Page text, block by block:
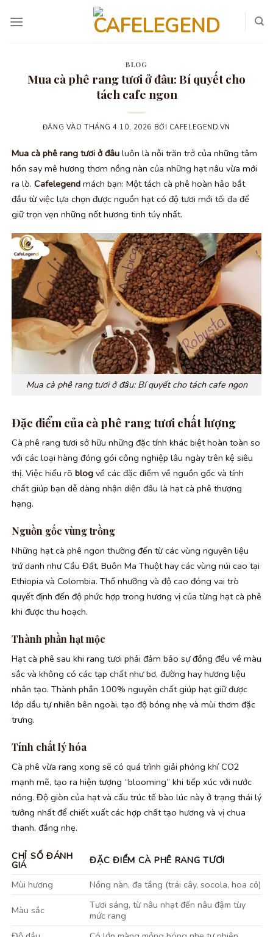
qua
BLOG
Mua cà phê rang tươi ở đâu: Bí quyết cho
tách cafe ngon
ĐĂNG VÀO THÁNG 4 10, 2026 BỞI CAFELEGEND.VN
Mua cà phê rang tươi ở đâu luôn là nỗi trăn trở của những tâm
hồn say mê hương thơm nồng nàn của những hạt nâu vừa mới
ra lò. Cafelegend mách bạn: Một tách cà phê hoàn hảo bắt
đầu từ việc lựa chọn được nguồn hạt có độ tươi mới tối đa để
giữ trọn vẹn những nốt hương tinh túy nhất.
Mua cà phê rang tươi ở đâu: Bí quyết cho tách cafe ngon
Đặc điểm của cà phê rang tươi chất lượng
Cà phê rang tươi sở hữu những đặc tính khác biệt hoàn toàn so
với các loại hàng đóng gói công nghiệp lâu ngày trên kệ siêu
thị. Việc hiểu rõ blog về các đặc điểm về nguồn gốc và tính
chất giúp bạn dễ dàng nhận diện đâu là hạt cà phê thượng
hạng.
Nguồn gốc vùng trồng
Những hạt cà phê ngon thường đến từ các vùng nguyên liệu
trứ danh như Cầu Đất, Buôn Ma Thuột hay các vùng núi cao tại
Ethiopia và Colombia. Thổ nhưỡng và độ cao đóng vai trò
quyết định đến độ phức hợp trong hương vị của từng hạt cà phê
khi được thu hoạch.
Thành phần hạt mộc
Hạt cà phê sau khi rang tươi phải đảm bảo sự đồng đều về màu
sắc và không có các tạp chất như bơ, đường hay hương liệu
nhân tạo. Thành phần 100% nguyên chất giúp hạt giữ được
lớp dầu tự nhiên bên ngoài, tạo độ bóng nhẹ và mùi thơm đặc
trưng.
Tính chất lý hóa
Cà phê vừa rang xong sẽ có quá trình giải phóng khí CO2
mạnh mẽ, tạo ra hiện tượng “blooming” khi tiếp xúc với nước
nóng. Độ giòn của hạt và cấu trúc tế bào lúc này ở trạng thái lý
tưởng nhất để chiết xuất các hợp chất tạo hương và vị chua
thanh, đắng nhẹ.
CHỈ SỐ ĐÁNH
GIÁ
ĐẶC ĐIỂM CÀ PHÊ RANG TƯƠI
Mùi hương
Nồng nàn, đa tầng (trái cây, socola, hoa cỏ)
Màu sắc
Tươi sáng, từ nâu nhạt đến nâu đậm tùy
mức rang